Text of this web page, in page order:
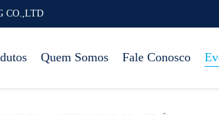
CO.,LTD
Quem Somos Fale Conosco